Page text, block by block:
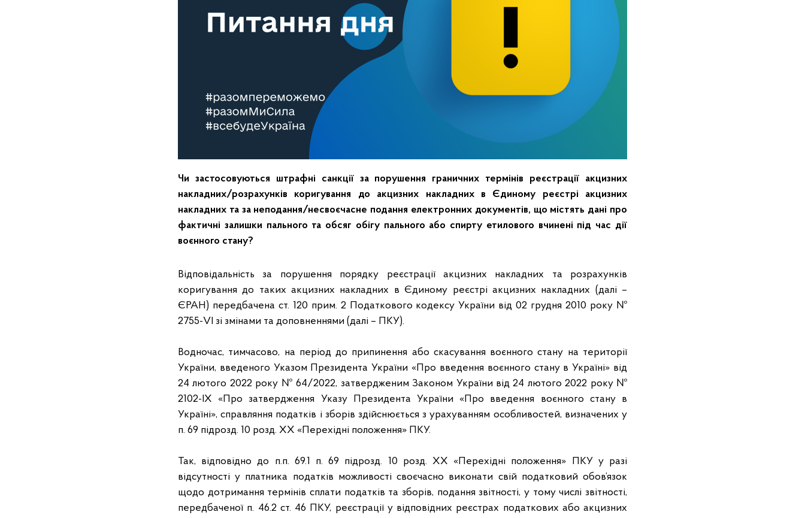
Чи застосовуються штрафні санкції за порушення граничних термінів реєстрації акцизних
накладних/розрахунків коригування до акцизних накладних в Єдиному реєстрі акцизних
накладних та за неподання/несвоєчасне подання електронних документів, що містять дані про
фактичні залишки пального та обсяг обігу пального або спирту етилового вчинені під час дії
воєнного стану?
Відповідальність за порушення порядку реєстрації акцизних накладних та розрахунків
коригування до таких акцизних накладних в Єдиному реєстрі акцизних накладних (далі –
ЄРАН) передбачена ст. 120 прим. 2 Податкового кодексу України від 02 грудня 2010 року №
2755-VI зі змінами та доповненнями (далі – ПКУ).
Водночас, тимчасово, на період до припинення або скасування воєнного стану на території
України, введеного Указом Президента України «Про введення воєнного стану в Україні» від
24 лютого 2022 року № 64/2022, затвердженим Законом України від 24 лютого 2022 року №
2102-IX «Про затвердження Указу Президента України «Про введення воєнного стану в
Україні», справляння податків і зборів здійснюється з урахуванням особливостей, визначених у
п. 69 підрозд. 10 розд. ХХ «Перехідні положення» ПКУ.
Так, відповідно до п.п. 69.1 п. 69 підрозд. 10 розд. ХХ «Перехідні положення» ПКУ у разі
відсутності у платника податків можливості своєчасно виконати свій податковий обов’язок
щодо дотримання термінів сплати податків та зборів, подання звітності, у тому числі звітності,
передбаченої п. 46.2 ст. 46 ПКУ, реєстрації у відповідних реєстрах податкових або акцизних